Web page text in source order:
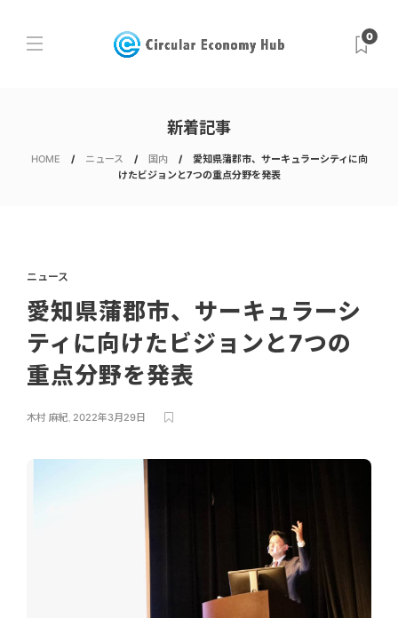
0
新着記事
HOME ニュース 国内
愛知県蒲郡市、サーキュラーシティに向
けたビジョンと7つの重点分野を発表
ニュース
愛知県蒲郡市、サーキュラーシ
ティに向けたビジョンと7つの
重点分野を発表
木村 麻紀, 2022年3月29日